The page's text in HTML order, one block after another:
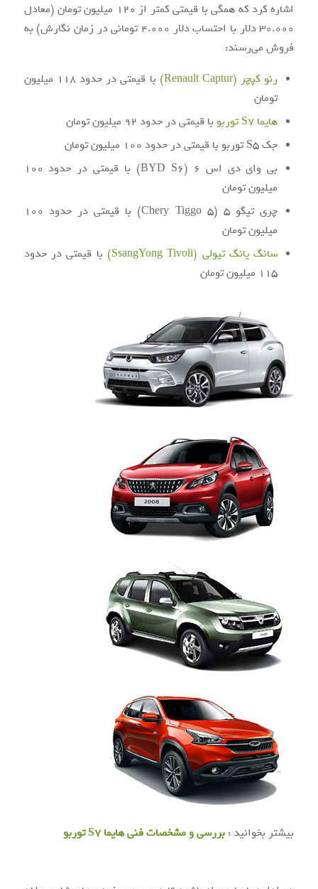
اشاره کرد که همگی با قیمتی کمتر از ۱۲۰ میلیون تومان (معادل
۳۰.۰۰۰ دلار با احتساب دلار ۴.۰۰۰ تومانی در زمان نگارش) به
فروش می‌رسند:
رنو کپچر (Renault Captur)
با قیمتی در حدود ۱۱۸ میلیون
تومان
هایما S7 توربو
با قیمتی در حدود ۹۲ میلیون تومان
جک S5 توربو با قیمتی در حدود ۱۰۰ میلیون تومان
بی وای دی اس ۶ (BYD S6) با قیمتی در حدود ۱۰۰
میلیون تومان
چری تیگو ۵ (Chery Tiggo 5) با قیمتی در حدود ۱۰۰
میلیون تومان
سانگ یانگ تیولی (SsangYong Tivoli)
با قیمتی در حدود
۱۱۵ میلیون تومان
بیشتر بخوانید : بررسی و مشخصات فنی هایما S7 توربو